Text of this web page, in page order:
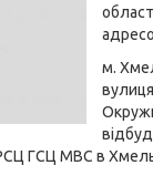
м.
РСЦ ГСЦ МВС в